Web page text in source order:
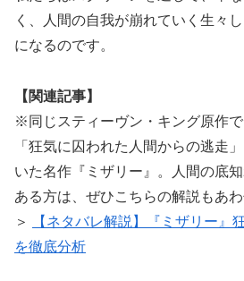
く、人間の自我が崩れていく生々
になるのです。
【関連記事】
※同じスティーヴン・キング原作
「狂気に囚われた人間からの逃走
いた名作『ミザリー』。人間の底
ある方は、ぜひこちらの解説もあわ
＞
【ネタバレ解説】『ミザリー』
を徹底分析